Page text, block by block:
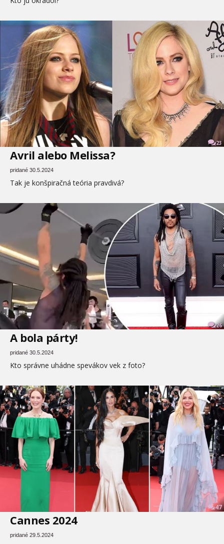
23
Avril alebo Melissa?
pridané 30.5.2024
Tak je konšpiračná teória pravdivá?
26
A bola párty!
pridané 30.5.2024
Kto správne uhádne spevákov vek z foto?
47
Cannes 2024
pridané 29.5.2024